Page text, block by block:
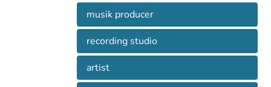
upcoming music producer.
musik producer
recording studio
artist